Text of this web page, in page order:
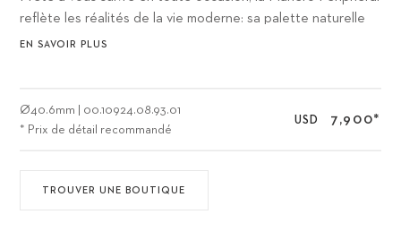
reflète les réalités de la vie moderne: sa palette naturelle
rappelle l’importance de se couper du travail et de changer
EN SAVOIR PLUS
Ø40.6mm
00.10924.08.93.01
* Prix de détail recommandé
USD 7,900*
TROUVER UNE BOUTIQUE